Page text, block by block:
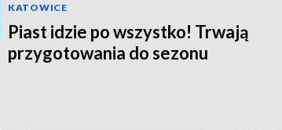
KATOWICE
Piast idzie po wszystko! Trwają
przygotowania do sezonu